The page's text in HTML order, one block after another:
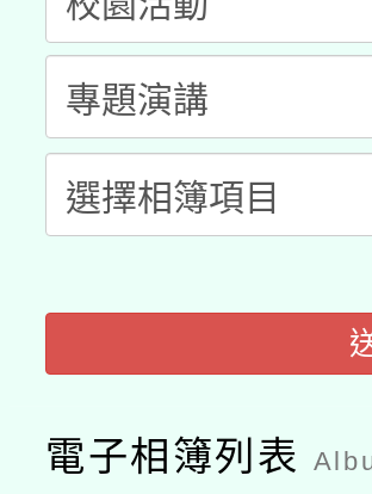
礎課程
A3數位素養講
「數位內容與
pilot」
有關大陸委員
薪期間赴陸應
轉知經濟部水
用水績優單位
桃園市孔廟
2026年桃園地
電子相簿列表